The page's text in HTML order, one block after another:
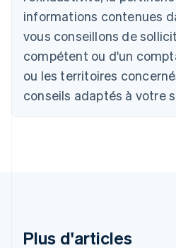
informations contenues
vous conseillons de
compétent ou d'un
ou les territoires
conseils adaptés à votre
Plus d'articles
EnglishFrançais
Chine continentale
简体中文 English
Chypre
English
English Italiano
Danemark
États-Unis